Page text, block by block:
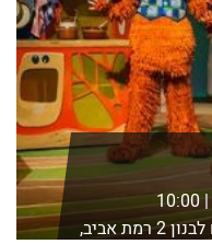
אולם קלצ'קין, מוזיאון א"י, חיים לבנון 2 רמת אביב,